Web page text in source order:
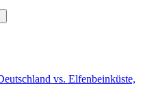
vs. Elfenbeinküste,